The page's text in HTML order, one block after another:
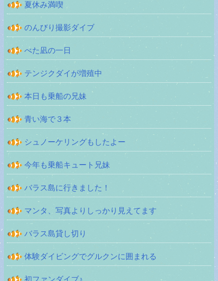
夏休み満喫
のんびり撮影ダイブ
べた凪の一日
テンジクダイが増殖中
本日も乗船の兄妹
青い海で３本
シュノーケリングもしたよー
今年も乗船キュート兄妹
バラス島に行きました！
マンタ、写真よりしっかり見えてます
バラス島貸し切り
体験ダイビングでグルクンに囲まれる